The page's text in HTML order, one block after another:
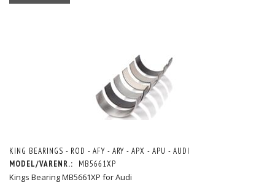
KING BEARINGS - ROD - AFY - ARY - APX - APU - AUDI
MODEL/VARENR.:
MB5661XP
Kings Bearing MB5661XP for Audi